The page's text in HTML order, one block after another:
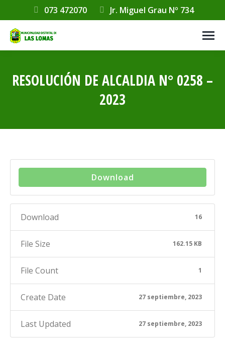
073 472070 Jr. Miguel Grau Nº 734
RESOLUCIÓN DE ALCALDIA N° 0258 –
2023
Download
Download 16
File Size 162.15 KB
File Count 1
Create Date 27 septiembre, 2023
Last Updated 27 septiembre, 2023